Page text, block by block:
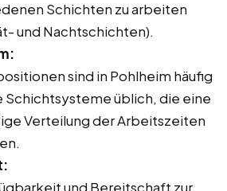
Schichten zu arbeiten
und Nachtschichten).
sind in Pohlheim häufig
üblich, die eine
Verteilung der Arbeitszeiten
und Bereitschaft zur